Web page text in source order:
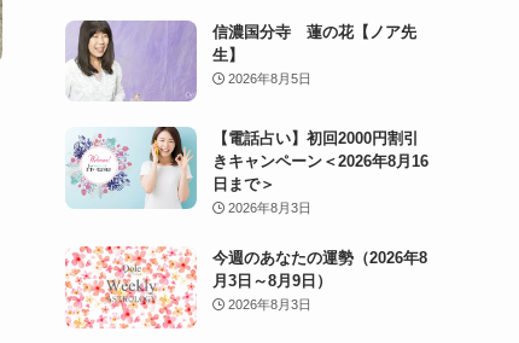
信濃国分寺 蓮の花【ノア先
生】
2026年8月5日
【電話占い】初回2000円割引
きキャンペーン＜2026年8月16
日まで＞
2026年8月3日
今週のあなたの運勢（2026年8
月3日～8月9日）
2026年8月3日